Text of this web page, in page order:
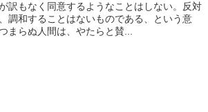
訳もなく同意するようなことはしない。反対
調和することはないものである、という意
まらぬ人間は、やたらと賛...